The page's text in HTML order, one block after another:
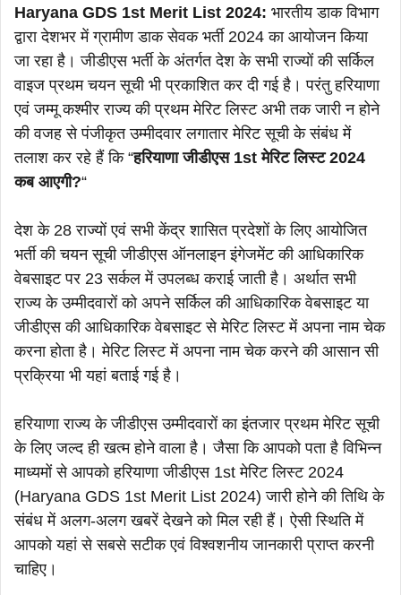
Haryana GDS 1st Merit List 2024: भारतीय डाक विभाग
द्वारा देशभर में ग्रामीण डाक सेवक भर्ती 2024 का आयोजन किया
जा रहा है। जीडीएस भर्ती के अंतर्गत देश के सभी राज्यों की सर्किल
वाइज प्रथम चयन सूची भी प्रकाशित कर दी गई है। परंतु हरियाणा
एवं जम्मू कश्मीर राज्य की प्रथम मेरिट लिस्ट अभी तक जारी न होने
की वजह से पंजीकृत उम्मीदवार लगातार मेरिट सूची के संबंध में
तलाश कर रहे हैं कि “हरियाणा जीडीएस 1st मेरिट लिस्ट 2024
कब आएगी?“
देश के 28 राज्यों एवं सभी केंद्र शासित प्रदेशों के लिए आयोजित
भर्ती की चयन सूची जीडीएस ऑनलाइन इंगेजमेंट की आधिकारिक
वेबसाइट पर 23 सर्कल में उपलब्ध कराई जाती है। अर्थात सभी
राज्य के उम्मीदवारों को अपने सर्किल की आधिकारिक वेबसाइट या
जीडीएस की आधिकारिक वेबसाइट से मेरिट लिस्ट में अपना नाम चेक
करना होता है। मेरिट लिस्ट में अपना नाम चेक करने की आसान सी
प्रक्रिया भी यहां बताई गई है।
हरियाणा राज्य के जीडीएस उम्मीदवारों का इंतजार प्रथम मेरिट सूची
के लिए जल्द ही खत्म होने वाला है। जैसा कि आपको पता है विभिन्न
माध्यमों से आपको हरियाणा जीडीएस 1st मेरिट लिस्ट 2024
(Haryana GDS 1st Merit List 2024) जारी होने की तिथि के
संबंध में अलग-अलग खबरें देखने को मिल रही हैं। ऐसी स्थिति में
आपको यहां से सबसे सटीक एवं विश्वशनीय जानकारी प्राप्त करनी
चाहिए।